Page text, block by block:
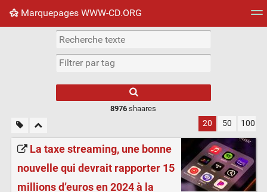
Marquepages WWW-CD.ORG
Nuage de tags Mur d'images
8976 shaares
20 50 100
La taxe streaming, une bonne
nouvelle qui devrait rapporter 15
millions d’euros en 2024 à la